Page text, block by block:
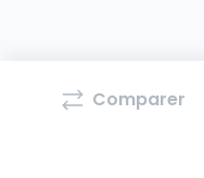
Comparer